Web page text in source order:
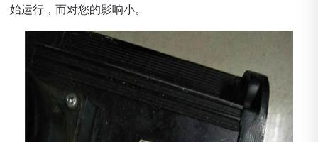
始运行，而对您的影响小。